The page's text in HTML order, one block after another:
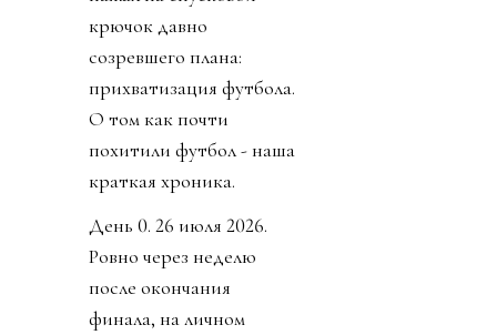
крючок давно
созревшего плана:
прихватизация футбола.
О том как почти
похитили футбол - наша
краткая хроника.
День 0. 26 июля 2026.
Ровно через неделю
после окончания
финала, на личном